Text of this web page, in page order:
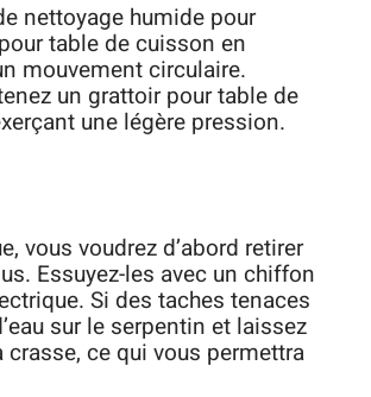
nettoyage humide pour
table de cuisson en
mouvement circulaire.
un grattoir pour table de
une légère pression.
vous voudrez d’abord retirer
Essuyez-les avec un chiffon
Si des taches tenaces
sur le serpentin et laissez
ce qui vous permettra